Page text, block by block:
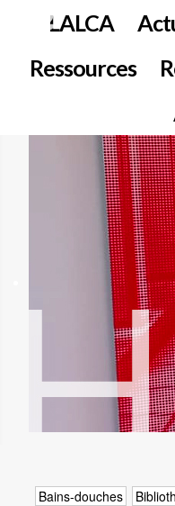
LALCA
Ressources
Bains-douches